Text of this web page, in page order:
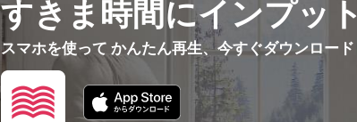
すきま時間にインプット
スマホを使って かんたん再生、今すぐダウンロード